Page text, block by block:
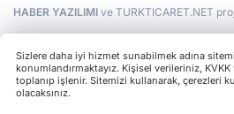
HABER YAZILIMI ve TURKTICARET.NET
Sizlere daha iyi hizmet sunabilmek adına
konumlandırmaktayız. Kişisel verileriniz, KVKK
toplanıp işlenir. Sitemizi kullanarak, çerezleri
olacaksınız.